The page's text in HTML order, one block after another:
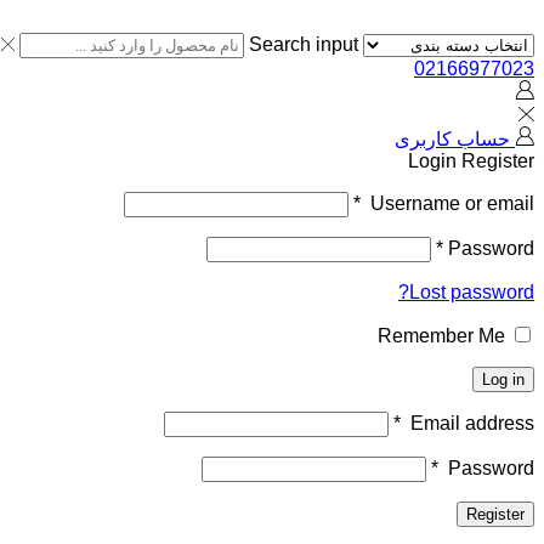
Search input
02166977023
حساب کاربری
Login Register
Username or email
*
Password
*
Lost password?
Remember Me
Log in
Email address
*
Password
*
Register